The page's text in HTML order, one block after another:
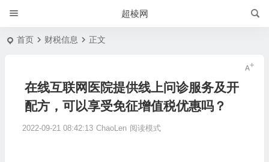
超棱网
首页 财税信息 正文
在线互联网医院提供线上问诊服务及开
配方，可以享受免征增值税优惠吗？
2022-09-21 08:42:13 ChaoLen 阅读模式